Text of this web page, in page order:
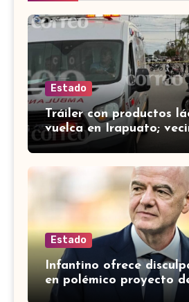
Estado
Tráiler con productos
vuelca en Irapuato;
carga en lugar de
Estado
Infantino ofrece
en polémico proyecto
privada de la FIFA